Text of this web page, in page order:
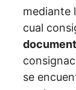
mediante
cual
se